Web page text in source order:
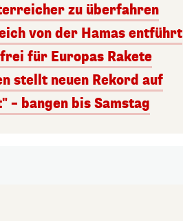
zu überfahren
von der Hamas entführt
für Europas Rakete
stellt neuen Rekord auf
– bangen bis Samstag